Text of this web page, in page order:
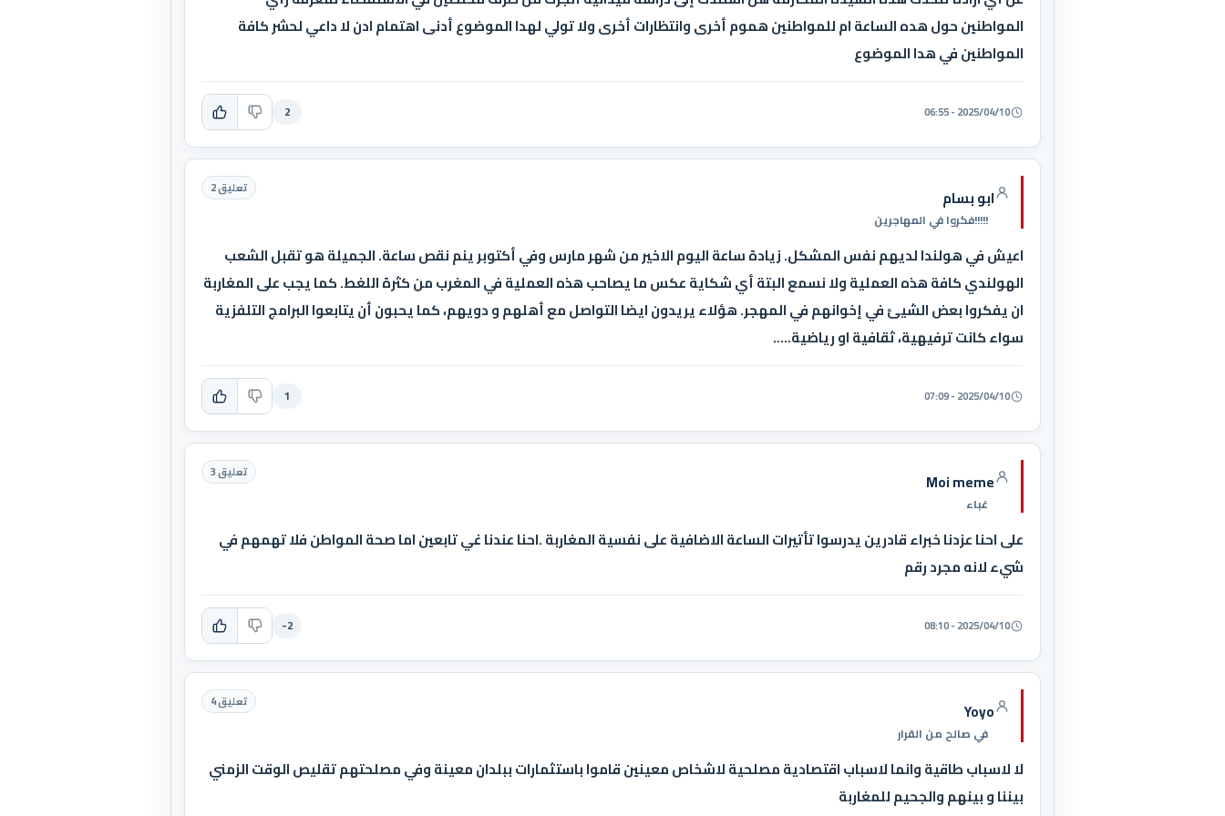
المواطنين حول هده الساعة ام للمواطنين هموم أخرى وانتظارات أخرى ولا تولي لهدا الموضوع أدنى اهتمام ادن لا داعي لحشر كافة
المواطنين في هدا الموضوع
2025/04/10 - 06:55
2
ابو بسام
!!!!!فكروا في المهاجرين
تعليق 2
اعيش في هولندا لديهم نفس المشكل. زيادة ساعة اليوم الاخير من شهر مارس وفي أكتوبر ينم نقص ساعة. الجميلة هو تقبل الشعب
الهولندي كافة هذه العملية ولا نسمع البتة أي شكاية عكس ما يصاحب هذه العملية في المغرب من كثرة اللغط. كما يجب على المغاربة
ان يفكروا بعض الشيئ في إخوانهم في المهجر. هؤلاء يريدون ايضا التواصل مع أهلهم و دويهم، كما يحبون أن يتابعوا البرامج التلفزية
سواء كانت ترفيهية، ثقافية او رياضية.....
2025/04/10 - 07:09
1
Moi meme
غباء
تعليق 3
على احنا عزدنا خبراء قادرين يدرسوا تأتيرات الساعة الاضافية على نفسية المغاربة .احنا عندنا غي تابعين اما صحة المواطن فلا تهمهم في
شيء لانه مجرد رقم
2025/04/10 - 08:10
-2
Yoyo
في صالح من القرار
تعليق 4
لا لاسباب طاقية وانما لاسباب اقتصادية مصلحية لاشخاص معينين قاموا باستثمارات ببلدان معينة وفي مصلحتهم تقليص الوقت الزمني
بيننا و بينهم والجحيم للمغاربة